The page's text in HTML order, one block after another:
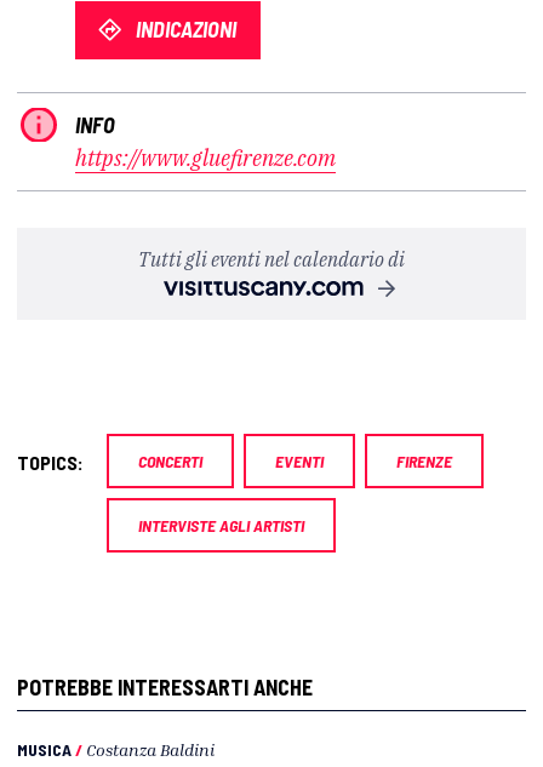
INDICAZIONI
INFO
https://www.gluefirenze.com
Tutti gli eventi nel calendario di
TOPICS: CONCERTI EVENTI FIRENZE
INTERVISTE AGLI ARTISTI
POTREBBE INTERESSARTI ANCHE
MUSICA/ Costanza Baldini